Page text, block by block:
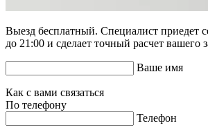
Выезд бесплатный. Специалист приедет
до 21:00 и сделает точный расчет вашего
Ваше имя
Как с вами связаться
По телефону
Телефон